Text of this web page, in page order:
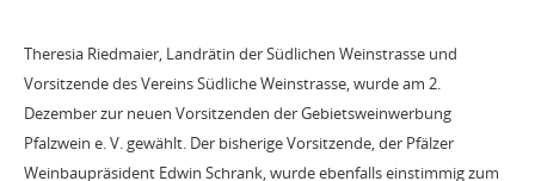
Theresia Riedmaier, Landrätin der Südlichen Weinstrasse und
Vorsitzende des Vereins Südliche Weinstrasse, wurde am 2.
Dezember zur neuen Vorsitzenden der Gebietsweinwerbung
Pfalzwein e. V. gewählt. Der bisherige Vorsitzende, der Pfälzer
Weinbaupräsident Edwin Schrank, wurde ebenfalls einstimmig zum